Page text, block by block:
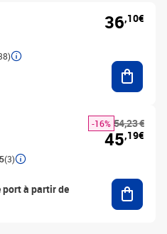
36,10€
(3)
port à partir de
54,23 €
-16%
45,19€